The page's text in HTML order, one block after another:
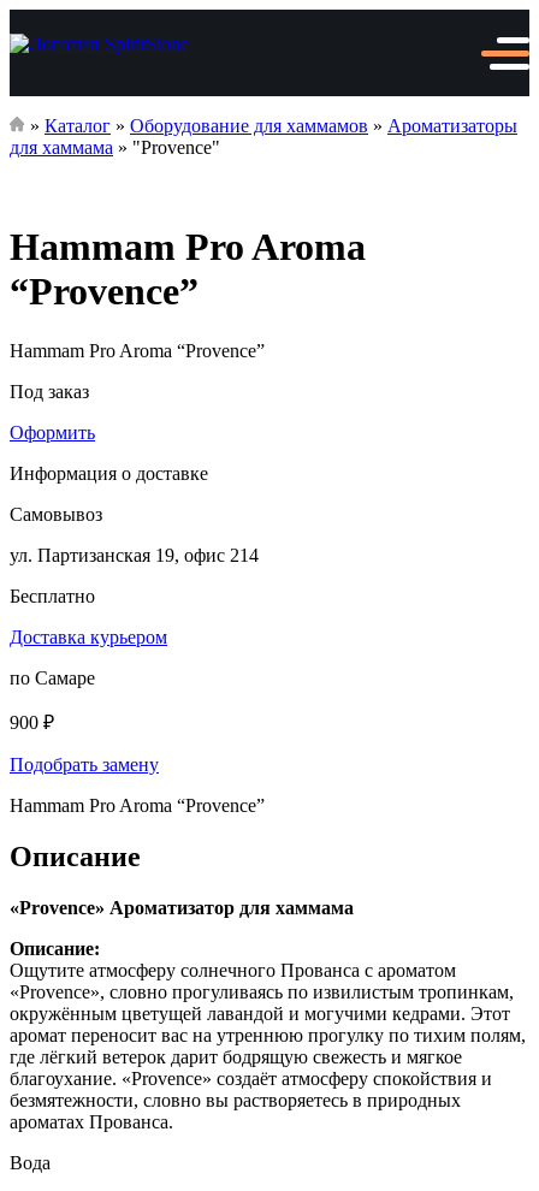
» Каталог » Оборудование для хаммамов » Ароматизаторы
для хаммама » "Provence"
Hammam Pro Aroma
“Provence”
Hammam Pro Aroma “Provence”
Под заказ
Оформить
Информация о доставке
Самовывоз
ул. Партизанская 19, офис 214
Бесплатно
Доставка курьером
по Самаре
900 ₽
Подобрать замену
Hammam Pro Aroma “Provence”
Описание
«Provence» Ароматизатор для хаммама
Описание:
Ощутите атмосферу солнечного Прованса с ароматом
«Provence», словно прогуливаясь по извилистым тропинкам,
окружённым цветущей лавандой и могучими кедрами. Этот
аромат переносит вас на утреннюю прогулку по тихим полям,
где лёгкий ветерок дарит бодрящую свежесть и мягкое
благоухание. «Provence» создаёт атмосферу спокойствия и
безмятежности, словно вы растворяетесь в природных
ароматах Прованса.
Вода